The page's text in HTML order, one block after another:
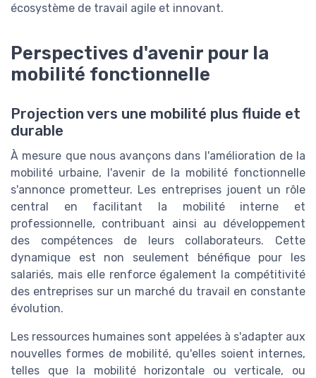
écosystème de travail agile et innovant.
Perspectives d'avenir pour la
mobilité fonctionnelle
Projection vers une mobilité plus fluide et
durable
À mesure que nous avançons dans l'amélioration de la
mobilité urbaine, l'avenir de la mobilité fonctionnelle
s'annonce prometteur. Les entreprises jouent un rôle
central en facilitant la mobilité interne et
professionnelle, contribuant ainsi au développement
des compétences de leurs collaborateurs. Cette
dynamique est non seulement bénéfique pour les
salariés, mais elle renforce également la compétitivité
des entreprises sur un marché du travail en constante
évolution.
Les ressources humaines sont appelées à s'adapter aux
nouvelles formes de mobilité, qu'elles soient internes,
telles que la mobilité horizontale ou verticale, ou